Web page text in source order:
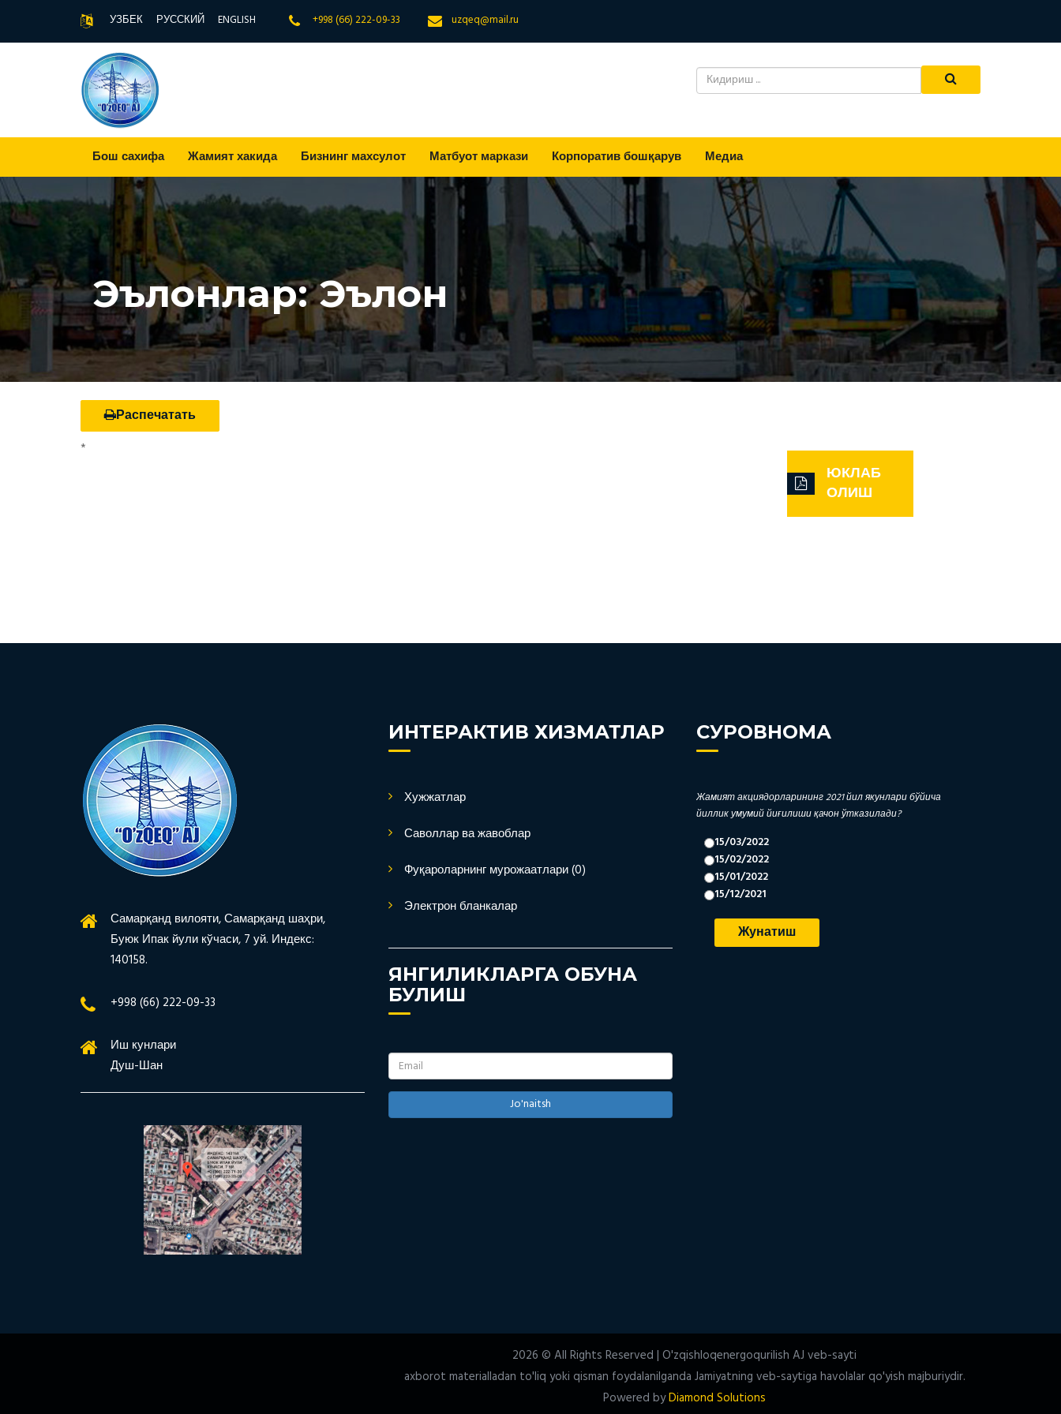
УЗБЕК РУССКИЙ ENGLISH +998 (66) 222-09-33 uzqeq@mail.ru
Бош сахифа Жамият хакида Бизнинг махсулот Матбуот маркази Корпоратив бошқарув Медиа
Эълонлар: Эълон
Распечатать
ЮКЛАБ
ОЛИШ
*
Самарқанд вилояти, Самарқанд шаҳри,
Буюк Ипак йули кўчаси, 7 уй. Индекс:
140158.
+998 (66) 222-09-33
Иш кунлари
Душ-Шан
ИНТЕРАКТИВ ХИЗМАТЛАР
Хужжатлар
Саволлар ва жавоблар
Фуқароларнинг мурожаатлари (0)
Электрон бланкалар
ЯНГИЛИКЛАРГА ОБУНА
БУЛИШ
Jo'naitsh
СУРОВНОМА
Жамият акциядорларининг 2021 йил якунлари бўйича
йиллик умумий йиғилиши қачон ўтказилади?
15/03/2022
15/02/2022
15/01/2022
15/12/2021
2026 © All Rights Reserved | O'zqishloqenergoqurilish AJ veb-sayti
axborot materialladan to'liq yoki qisman foydalanilganda Jamiyatning veb-saytiga havolalar qo'yish majburiydir.
Powered byDiamond Solutions